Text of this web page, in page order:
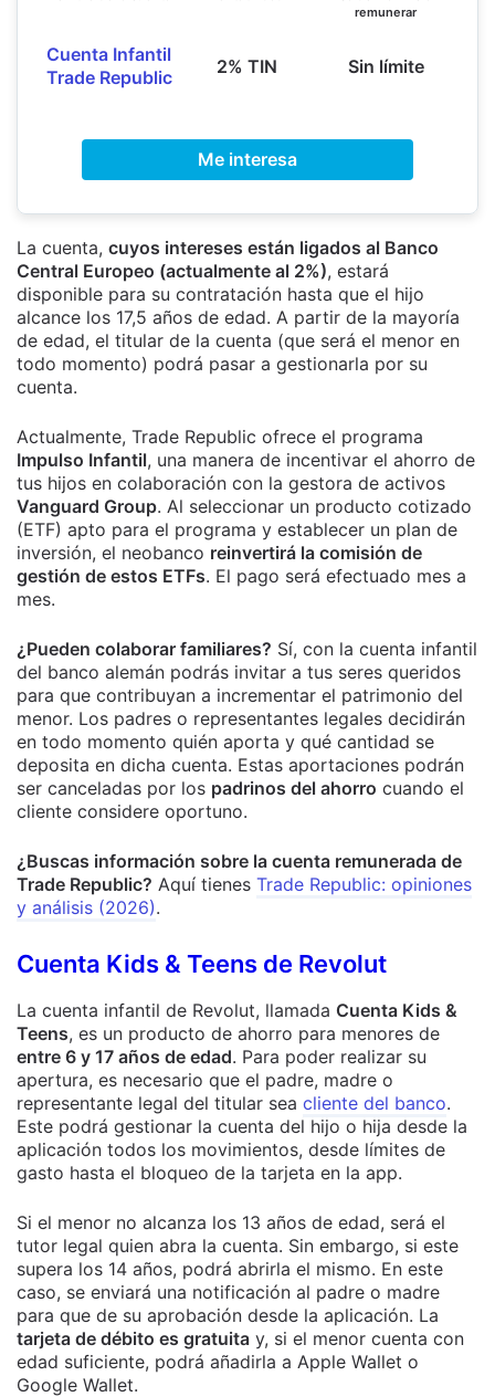
Cuenta Infantil
Trade Republic
2% TIN
remunerar
Sin límite
Me interesa
La cuenta, cuyos intereses están ligados al Banco
Central Europeo (actualmente al 2%), estará
disponible para su contratación hasta que el hijo
alcance los 17,5 años de edad. A partir de la mayoría
de edad, el titular de la cuenta (que será el menor en
todo momento) podrá pasar a gestionarla por su
cuenta.
Actualmente, Trade Republic ofrece el programa
Impulso Infantil, una manera de incentivar el ahorro de
tus hijos en colaboración con la gestora de activos
Vanguard Group. Al seleccionar un producto cotizado
(ETF) apto para el programa y establecer un plan de
inversión, el neobanco reinvertirá la comisión de
gestión de estos ETFs. El pago será efectuado mes a
mes.
¿Pueden colaborar familiares? Sí, con la cuenta infantil
del banco alemán podrás invitar a tus seres queridos
para que contribuyan a incrementar el patrimonio del
menor. Los padres o representantes legales decidirán
en todo momento quién aporta y qué cantidad se
deposita en dicha cuenta. Estas aportaciones podrán
ser canceladas por los padrinos del ahorro cuando el
cliente considere oportuno.
¿Buscas información sobre la cuenta remunerada de
Trade Republic? Aquí tienes Trade Republic: opiniones
y análisis (2026).
Cuenta Kids & Teens de Revolut
La cuenta infantil de Revolut, llamada Cuenta Kids &
Teens, es un producto de ahorro para menores de
entre 6 y 17 años de edad. Para poder realizar su
apertura, es necesario que el padre, madre o
representante legal del titular sea cliente del banco.
Este podrá gestionar la cuenta del hijo o hija desde la
aplicación todos los movimientos, desde límites de
gasto hasta el bloqueo de la tarjeta en la app.
Si el menor no alcanza los 13 años de edad, será el
tutor legal quien abra la cuenta. Sin embargo, si este
supera los 14 años, podrá abrirla el mismo. En este
caso, se enviará una notificación al padre o madre
para que de su aprobación desde la aplicación. La
tarjeta de débito es gratuita y, si el menor cuenta con
edad suficiente, podrá añadirla a Apple Wallet o
Google Wallet.